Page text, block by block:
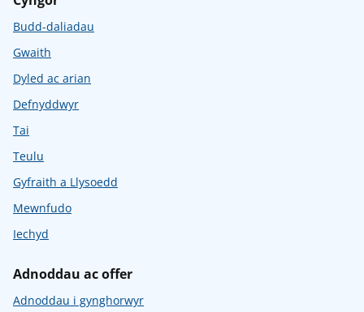
Budd-daliadau
Gwaith
Dyled ac arian
Defnyddwyr
Tai
Teulu
Gyfraith a Llysoedd
Mewnfudo
Iechyd
Adnoddau ac offer
Adnoddau i gynghorwyr